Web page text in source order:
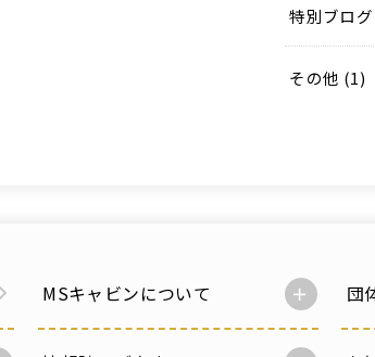
特別ブログ
その他 (1)
MSキャビンについて 団